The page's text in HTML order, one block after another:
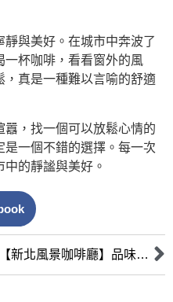
與美好。在城市中奔波了
一杯咖啡，看看窗外的風
，真是一種難以言喻的舒適
，找一個可以放鬆心情的
一個不錯的選擇。每一次
的靜謐與美好。
【新北風景咖啡廳】品味美食，賞赏優美風景